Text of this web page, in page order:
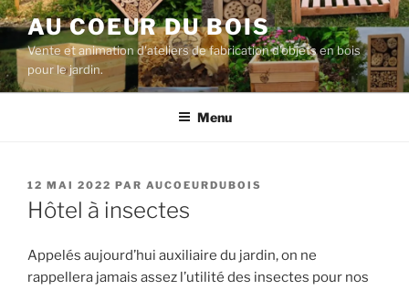
Aller
au
contenu
principal
AU COEUR DU BOIS
Vente et animation d'ateliers de fabrication d'objets en bois
pour le jardin.
Menu
PUBLIÉ
LE
12 MAI 2022 PAR AUCOEURDUBOIS
Hôtel à insectes
Appelés aujourd’hui auxiliaire du jardin, on ne
rappellera jamais assez l’utilité des insectes pour nos